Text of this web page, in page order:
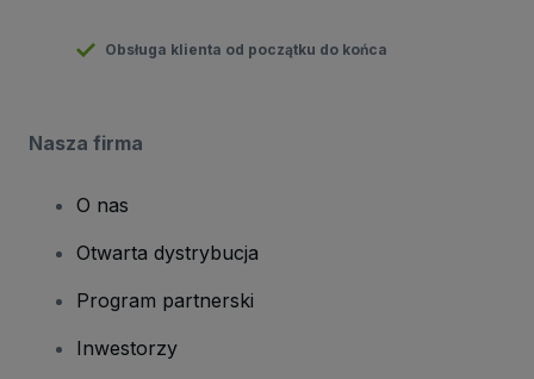
Obsługa klienta od początku do końca
Nasza firma
O nas
Otwarta dystrybucja
Program partnerski
Inwestorzy